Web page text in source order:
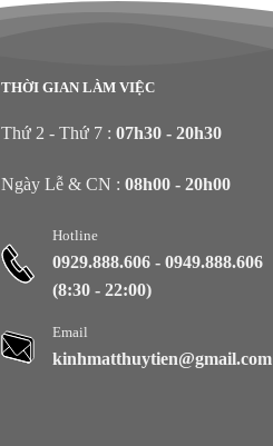
THỜI GIAN LÀM VIỆC
Thứ 2 - Thứ 7 : 07h30 - 20h30
Ngày Lễ & CN : 08h00 - 20h00
Hotline
0929.888.606 - 0949.888.606
(8:30 - 22:00)
Email
kinhmatthuytien@gmail.com